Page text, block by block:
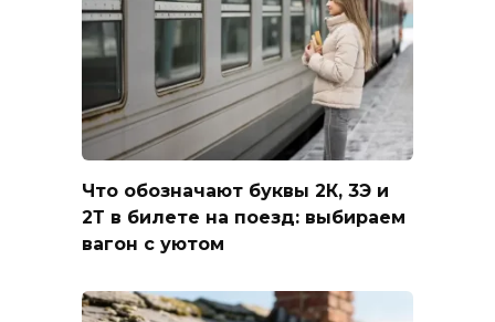
Что обозначают буквы 2К, 3Э и
2Т в билете на поезд: выбираем
вагон с уютом